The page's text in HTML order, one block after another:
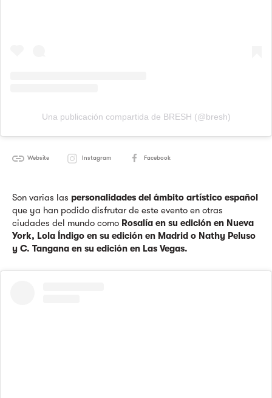
Una publicación compartida de BRESH (@bresh)
Website Instagram Facebook
Son varias las personalidades del ámbito artístico español
que ya han podido disfrutar de este evento en otras
ciudades del mundo como Rosalía en su edición en Nueva
York, Lola Índigo en su edición en Madrid o Nathy Peluso
y C. Tangana en su edición en Las Vegas.